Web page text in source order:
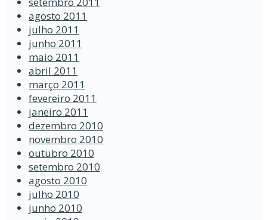
agosto 2011
julho 2011
junho 2011
maio 2011
abril 2011
março 2011
fevereiro 2011
janeiro 2011
dezembro 2010
novembro 2010
outubro 2010
setembro 2010
agosto 2010
julho 2010
junho 2010